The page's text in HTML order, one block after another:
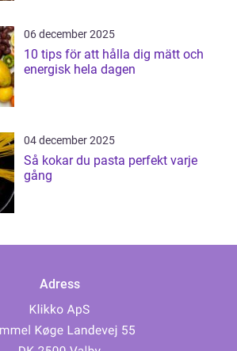
06 december 2025
10 tips för att hålla dig mätt och
energisk hela dagen
04 december 2025
Så kokar du pasta perfekt varje
gång
Adress